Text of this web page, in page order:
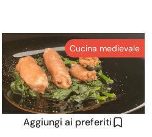
Aggiungi ai preferiti
Cucina medievale